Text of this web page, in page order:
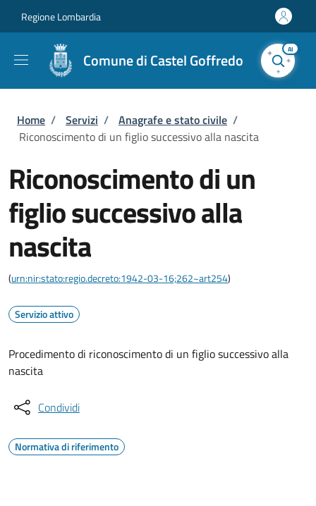
Regione Lombardia
Comune di Castel Goffredo
AI
Briciole di pane
Home / Servizi / Anagrafe e stato civile /
Riconoscimento di un figlio successivo alla nascita
Riconoscimento di un
figlio successivo alla
nascita
(urn:nir:stato:regio.decreto:1942-03-16;262~art254)
Servizio attivo
Procedimento di riconoscimento di un figlio successivo alla
nascita
Condividi
Normativa di riferimento